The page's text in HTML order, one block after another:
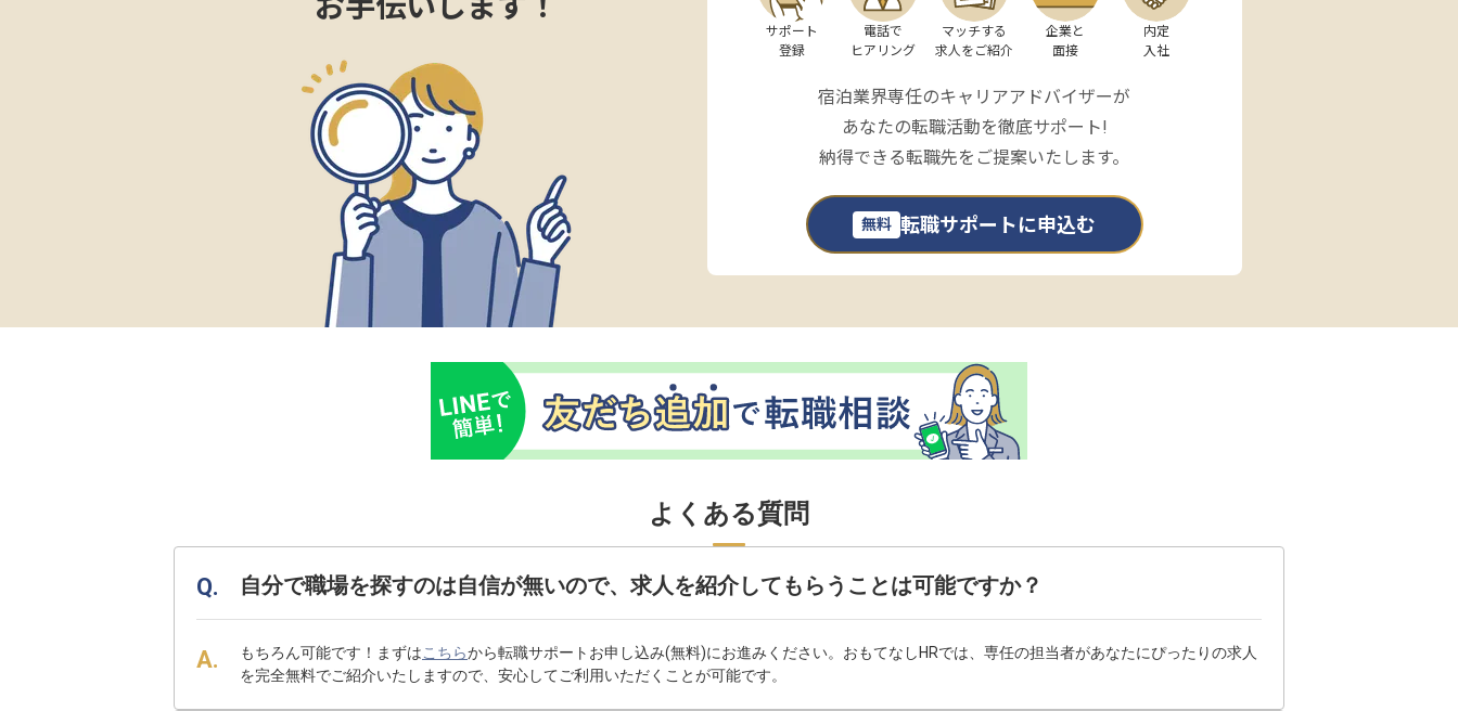
サポート
登録
電話で
ヒアリング
マッチする
求人をご紹介
企業と
面接
内定
入社
宿泊業界専任のキャリアアドバイザーが
あなたの転職活動を徹底サポート!
納得できる転職先をご提案いたします。
無料 転職サポートに申込む
よくある質問
自分で職場を探すのは自信が無いので、求人を紹介してもらうことは可能ですか？
もちろん可能です！まずはこちらから転職サポートお申し込み(無料)にお進みください。おもてなしHRでは、専任の担当者があなたにぴったりの求人
を完全無料でご紹介いたしますので、安心してご利用いただくことが可能です。